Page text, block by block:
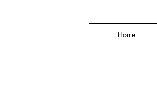
Home